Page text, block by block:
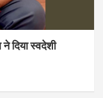
दिया स्वदेशी